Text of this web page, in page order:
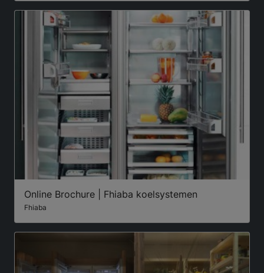
Online Brochure | Fhiaba koelsystemen
Fhiaba